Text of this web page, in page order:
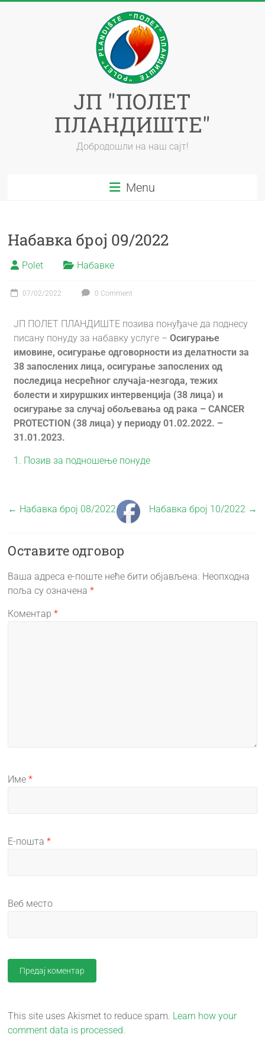
ЈП "ПОЛЕТ
ПЛАНДИШТЕ"
Добродошли на наш сајт!
Menu
Набавка број 09/2022
Polet Набавке
07/02/2022 0 Comment
ЈП ПОЛЕТ ПЛАНДИШТЕ позива понуђаче да поднесу
писану понуду за набавку услуге –Осигурање
имовине, осигурање одговорности из делатности за
38 запослених лица, осигурање запослених од
последица несрећног случаја-незгода, тежих
болести и хируршких интервенција (38 лица) и
осигурање за случај обољевања од рака – CANCER
PROTECTION (38 лица) у периоду 01.02.2022. –
31.01.2023.
1. Позив за подношење понуде
← Набавка број 08/2022 Набавка број 10/2022 →
Оставите одговор
Ваша адреса е-поште неће бити објављена. Неопходна
поља су означена*
Коментар*
Име*
Е-пошта*
Веб место
This site uses Akismet to reduce spam. Learn how your
comment data is processed.